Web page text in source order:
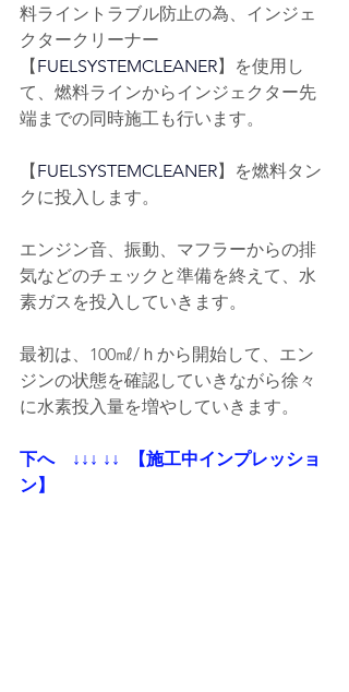
料ライントラブル防止の為、インジェ
クタークリーナー
【FUELSYSTEMCLEANER】を使用し
て、燃料ラインからインジェクター先
端までの同時施工も行います。
【FUELSYSTEMCLEANER】を燃料タン
クに投入します。
エンジン音、振動、マフラーからの排
気などのチェックと準備を終えて、水
素ガスを投入していきます。
最初は、100㎖/ｈから開始して、エン
ジンの状態を確認していきながら徐々
に水素投入量を増やしていきます。
下へ    ↓↓↓ ↓↓  【施工中インプレッショ
ン】